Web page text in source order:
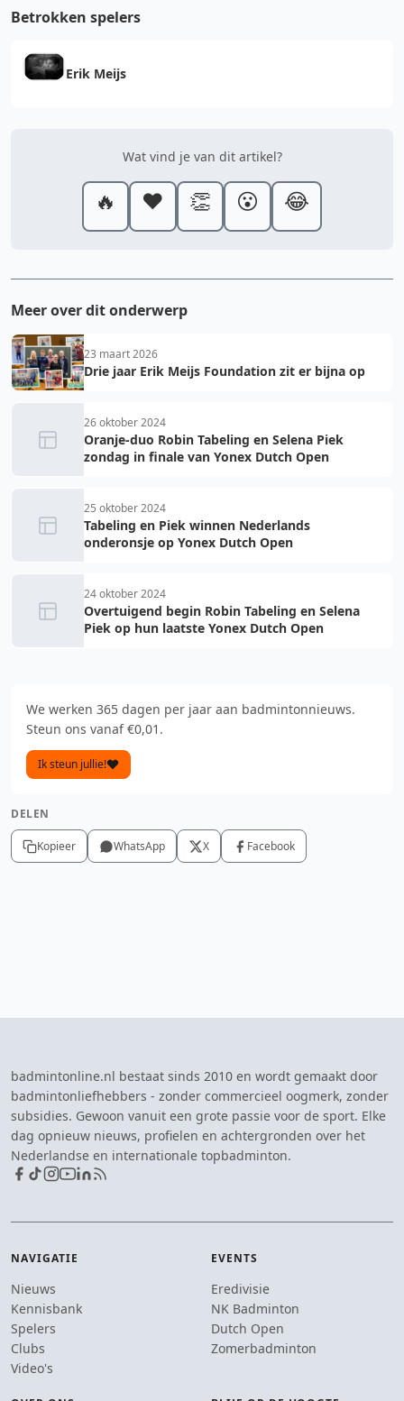
Betrokken spelers
Erik Meijs
Wat vind je van dit artikel?
🔥 ❤️ 👏 😮 😂
Meer over dit onderwerp
23 maart 2026
Drie jaar Erik Meijs Foundation zit er bijna op
26 oktober 2024
Oranje-duo Robin Tabeling en Selena Piek
zondag in finale van Yonex Dutch Open
25 oktober 2024
Tabeling en Piek winnen Nederlands
onderonsje op Yonex Dutch Open
24 oktober 2024
Overtuigend begin Robin Tabeling en Selena
Piek op hun laatste Yonex Dutch Open
We werken 365 dagen per jaar aan badmintonnieuws.
Steun ons vanaf €0,01.
Ik steun jullie!
DELEN
Kopieer WhatsApp X Facebook
badmintonline.nl bestaat sinds 2010 en wordt gemaakt door
badmintonliefhebbers - zonder commercieel oogmerk, zonder
subsidies. Gewoon vanuit een grote passie voor de sport. Elke
dag opnieuw nieuws, profielen en achtergronden over het
Nederlandse en internationale topbadminton.
NAVIGATIE
Nieuws
Kennisbank
Spelers
Clubs
Video's
EVENTS
Eredivisie
NK Badminton
Dutch Open
Zomerbadminton